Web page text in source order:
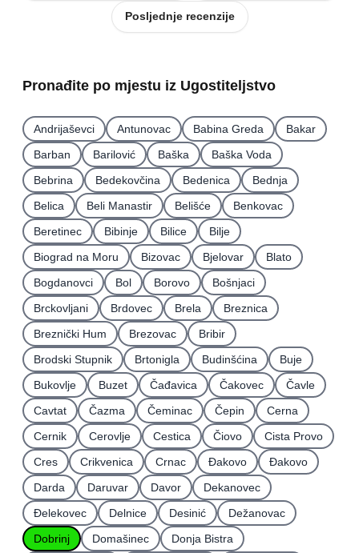
Posljednje recenzije
Pronađite po mjestu iz Ugostiteljstvo
Andrijaševci Antunovac Babina Greda
Bakar
Barban
Barilović Baška
Baška Voda
Bebrina
Bedekovčina Bedenica
Bednja
Belica
Beli Manastir Belišće
Benkovac
Beretinec
Bibinje Bilice
Bilje
Biograd na Moru
Bizovac Bjelovar
Blato
Bogdanovci
Bol Borovo
Bošnjaci
Brckovljani
Brdovec Brela
Breznica
Breznički Hum
Brezovac
Bribir
Brodski Stupnik
Brtonigla Budinšćina
Buje
Bukovlje
Buzet Čađavica Čakovec
Čavle
Cavtat
Čazma Čeminac Čepin
Cerna
Cernik
Cerovlje Cestica Čiovo
Cista Provo
Cres
Crikvenica Crnac Đakovo
Ðakovo
Darda
Daruvar Davor
Dekanovec
Ðelekovec
Delnice Desinić
Dežanovac
Dobrinj
Domašinec
Donja Bistra